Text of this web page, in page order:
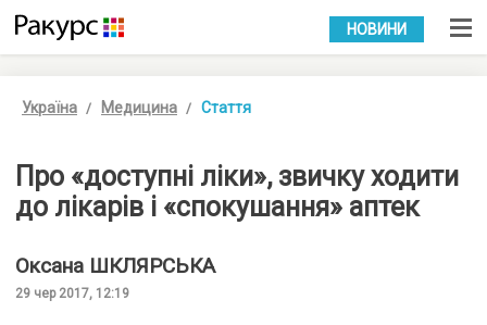
УКР РУС
НОВИНИ
Україна Медицина Стаття
Про «доступні ліки», звичку ходити
до лікарів і «спокушання» аптек
Оксана ШКЛЯРСЬКА
29 чер 2017, 12:19